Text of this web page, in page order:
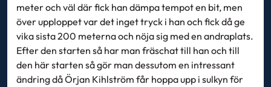
meter och väl där fick han dämpa tempot en bit, men
över upploppet var det inget tryck i han och fick då ge
vika sista 200 meterna och nöja sig med en andraplats.
Efter den starten så har man fräschat till han och till
den här starten så gör man dessutom en intressant
ändring då Örjan Kihlström får hoppa upp i sulkyn för